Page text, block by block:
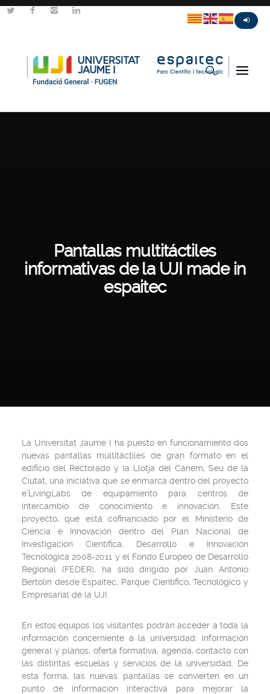
Pantallas multitáctiles
informativas de la UJI made in
espaitec
La Universitat Jaume I ha puesto en funcionamiento dos
nuevas pantallas multitáctiles de gran formato en el
edificio del Rectorado y la Llotja del Cànem, Seu de la
Ciutat, una iniciativa que se enmarca dentro del proyecto
e'LivingLabs de equipamiento para centros de
intercambio de conocimiento e innovación. Este
proyecto, que está cofinanciado por el Ministerio de
Ciencia e Innovación dentro del Plan Nacional de
Investigación Científica, Desarrollo e Innovación
Tecnológica 2008-2011 y el Fondo Europeo de Desarrollo
Regional (FEDER), ha sido dirigido por Juan Antonio
Bertolín desde Espaitec, Parque Científico, Tecnológico y
Empresarial de la UJI.
En estos equipos los visitantes podrán acceder a toda la
información concerniente a la universidad: información
general y planos, oferta formativa, agenda, contacto con
las distintas escuelas y servicios de la universidad. De
esta forma, las nuevas pantallas se convierten en un
punto de información interactiva para mejorar la